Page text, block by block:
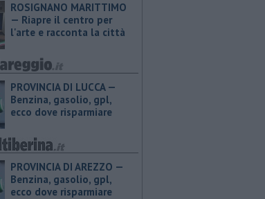
ROSIGNANO MARITTIMO
— Riapre il centro per
l'arte e racconta la città
PROVINCIA DI LUCCA — ​
Benzina, gasolio, gpl,
ecco dove risparmiare
PROVINCIA DI AREZZO — ​
Benzina, gasolio, gpl,
ecco dove risparmiare